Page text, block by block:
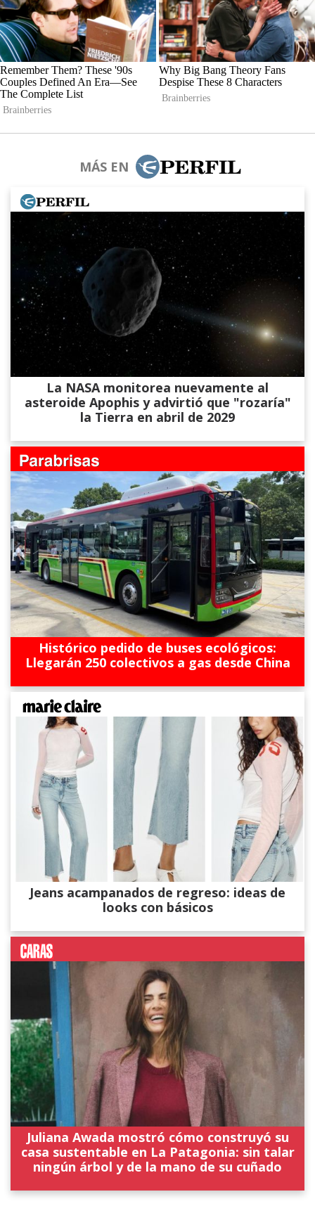
MÁS EN
La NASA monitorea nuevamente al
asteroide Apophis y advirtió que "rozaría"
la Tierra en abril de 2029
Histórico pedido de buses ecológicos:
Llegarán 250 colectivos a gas desde China
Jeans acampanados de regreso: ideas de
looks con básicos
Juliana Awada mostró cómo construyó su
casa sustentable en La Patagonia: sin talar
ningún árbol y de la mano de su cuñado